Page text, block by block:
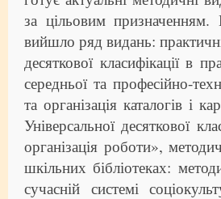
за цільовим призначенням.
вийшло ряд видань:
десяткової класифікації в
середньої та професійно-
та організація каталогів і
Універсальної десяткової
організація роботи»,
шкільних бібліотеках:
сучасній системі